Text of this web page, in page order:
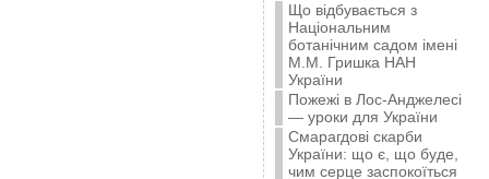
Що відбувається з
Національним
ботанічним садом імені
М.М. Гришка НАН
України
Пожежі в Лос-Анджелесі
— уроки для України
Смарагдові скарби
України: що є, що буде,
чим серце заспокоїться